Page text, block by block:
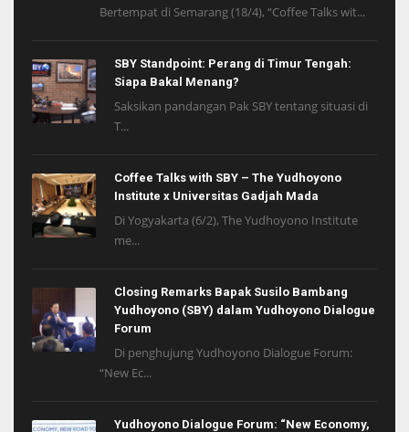
Bertempat di Semarang (18/4), “Coffee Talks wit...
SBY Standpoint: Perang di Timur Tengah:
Siapa Bakal Menang?
Saksikan pandangan Pak SBY tentang situasi di
T...
Coffee Talks with SBY – The Yudhoyono
Institute x Universitas Gadjah Mada
Di Yogyakarta (6/2), The Yudhoyono Institute
me...
Closing Remarks Bapak Susilo Bambang
Yudhoyono (SBY) dalam Yudhoyono Dialogue
Forum
Di penghujung Yudhoyono Dialogue Forum:
“New Ec...
Yudhoyono Dialogue Forum: “New Economy,